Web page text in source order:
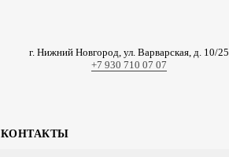
г. Нижний Новгород, ул. Варварская, д. 10/25
+7 930 710 07 07
КОНТАКТЫ